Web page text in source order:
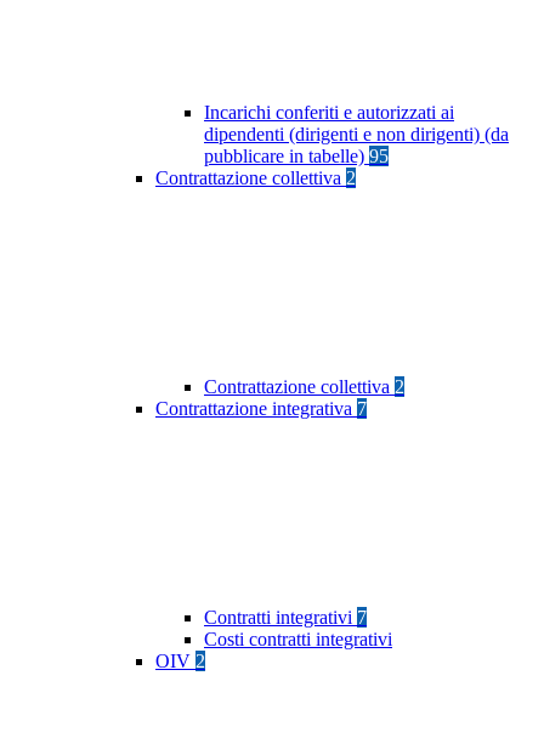
Incarichi conferiti e autorizzati ai
dipendenti (dirigenti e non dirigenti) (da
pubblicare in tabelle) 95
Contrattazione collettiva 2
Contrattazione collettiva 2
Contrattazione integrativa 7
Contratti integrativi 7
Costi contratti integrativi
OIV 2